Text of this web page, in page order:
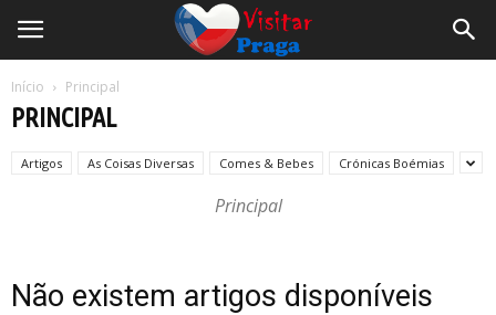
Início Principal
PRINCIPAL
Artigos As Coisas Diversas Comes & Bebes Crónicas Boémias
Principal
Não existem artigos disponíveis